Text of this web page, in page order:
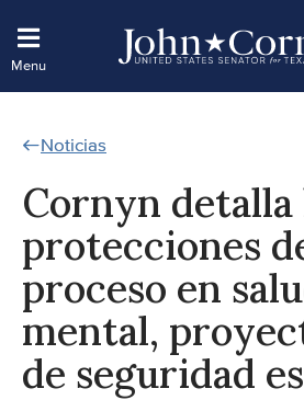
Noticias
Cornyn detalla
protecciones
proceso en
mental,
de seguridad